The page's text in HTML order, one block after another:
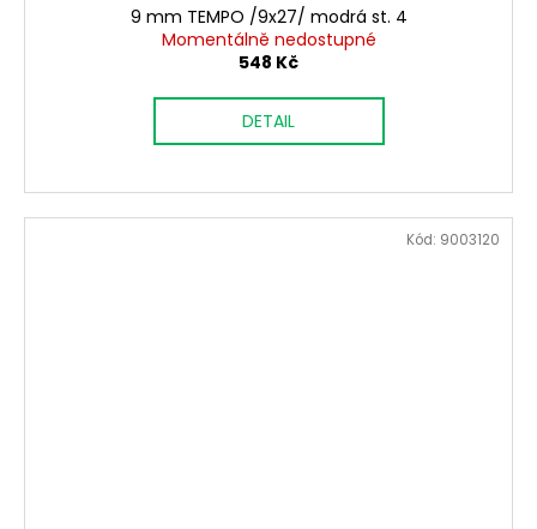
9 mm TEMPO /9x27/ modrá st. 4
Momentálně nedostupné
548 Kč
DETAIL
Kód: 9003120